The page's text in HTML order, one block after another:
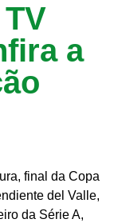
a
final da Copa
del Valle,
da Série A,